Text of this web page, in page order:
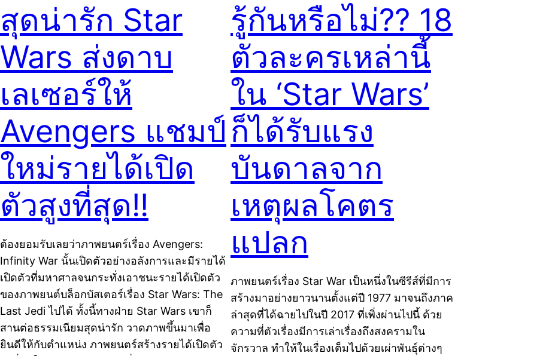
สุดน่ารัก Star
Wars ส่งดาบ
เลเซอร์ให้
Avengers แชมป์
ใหม่รายได้เปิด
ตัวสูงที่สุด!!
ต้องยอมรับเลยว่าภาพยนตร์เรื่อง Avengers:
Infinity War นั้นเปิดตัวอย่างอลังการและมีรายได้
เปิดตัวที่มหาศาลจนกระทั่งเอาชนะรายได้เปิดตัว
ของภาพยนต์บล็อกบัสเตอร์เรื่อง Star Wars: The
Last Jedi ไปได้ ทั้งนี้ทางฝ่าย Star Wars เขาก็
สานต่อธรรมเนียมสุดน่ารัก วาดภาพขึ้นมาเพื่อ
ยินดีให้กับตำแหน่ง ภาพยนตร์สร้างรายได้เปิดตัว
รู้กันหรือไม่?? 18
ตัวละครเหล่านี้
ใน ‘Star Wars’
ก็ได้รับแรง
บันดาลจาก
เหตุผลโคตร
แปลก
ภาพยนตร์เรื่อง Star War เป็นหนึ่งในซีรีส์ที่มีการ
สร้างมาอย่างยาวนานตั้งแต่ปี 1977 มาจนถึงภาค
ล่าสุดที่ได้ฉายไปในปี 2017 ที่เพิ่งผ่านไปนี้ ด้วย
ความที่ตัวเรื่องมีการเล่าเรื่องถึงสงครามใน
จักรวาล ทำให้ในเรื่องเต็มไปด้วยเผ่าพันธ์ุต่างๆ